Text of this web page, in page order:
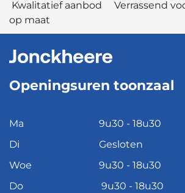
Kwalitatief aanbod Verrassend
op maat
Openingsuren toonzaal
Ma
9u30 - 18u30
Di
Gesloten
Woe
9u30 - 18u30
Do
9u30 - 18u30